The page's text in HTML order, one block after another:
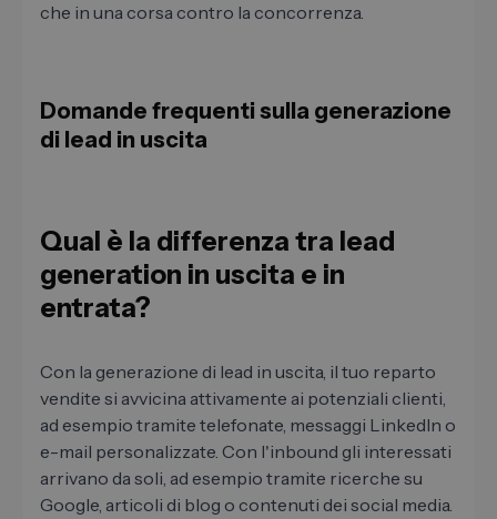
che in una corsa contro la concorrenza.
Domande frequenti sulla generazione
di lead in uscita
Qual ​​è la differenza tra lead
generation in uscita e in
entrata?
Con la generazione di lead in uscita, il tuo reparto
vendite si avvicina attivamente ai potenziali clienti,
ad esempio tramite telefonate, messaggi LinkedIn o
e-mail personalizzate. Con l'inbound gli interessati
arrivano da soli, ad esempio tramite ricerche su
Google, articoli di blog o contenuti dei social media.